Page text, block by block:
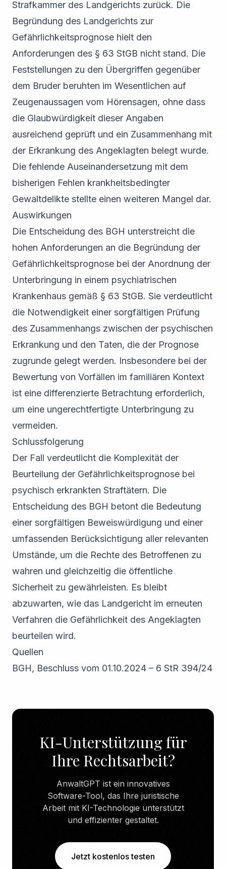
Strafkammer des Landgerichts zurück. Die
Begründung des Landgerichts zur
Gefährlichkeitsprognose hielt den
Anforderungen des § 63 StGB nicht stand. Die
Feststellungen zu den Übergriffen gegenüber
dem Bruder beruhten im Wesentlichen auf
Zeugenaussagen vom Hörensagen, ohne dass
die Glaubwürdigkeit dieser Angaben
ausreichend geprüft und ein Zusammenhang mit
der Erkrankung des Angeklagten belegt wurde.
Die fehlende Auseinandersetzung mit dem
bisherigen Fehlen krankheitsbedingter
Gewaltdelikte stellte einen weiteren Mangel dar.
Auswirkungen
Die Entscheidung des BGH unterstreicht die
hohen Anforderungen an die Begründung der
Gefährlichkeitsprognose bei der Anordnung der
Unterbringung in einem psychiatrischen
Krankenhaus gemäß § 63 StGB. Sie verdeutlicht
die Notwendigkeit einer sorgfältigen Prüfung
des Zusammenhangs zwischen der psychischen
Erkrankung und den Taten, die der Prognose
zugrunde gelegt werden. Insbesondere bei der
Bewertung von Vorfällen im familiären Kontext
ist eine differenzierte Betrachtung erforderlich,
um eine ungerechtfertigte Unterbringung zu
vermeiden.
Schlussfolgerung
Der Fall verdeutlicht die Komplexität der
Beurteilung der Gefährlichkeitsprognose bei
psychisch erkrankten Straftätern. Die
Entscheidung des BGH betont die Bedeutung
einer sorgfältigen Beweiswürdigung und einer
umfassenden Berücksichtigung aller relevanten
Umstände, um die Rechte des Betroffenen zu
wahren und gleichzeitig die öffentliche
Sicherheit zu gewährleisten. Es bleibt
abzuwarten, wie das Landgericht im erneuten
Verfahren die Gefährlichkeit des Angeklagten
beurteilen wird.
Quellen
BGH, Beschluss vom 01.10.2024 – 6 StR 394/24
KI-Unterstützung für
Ihre Rechtsarbeit?
AnwaltGPT ist ein innovatives
Software-Tool, das Ihre juristische
Arbeit mit KI-Technologie unterstützt
und effizienter gestaltet.
Jetzt kostenlos testen